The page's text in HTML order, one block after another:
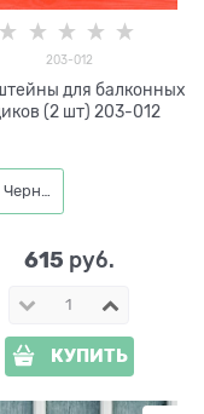
203-012
для балконных
(2 шт) 203-012
Черный
615 руб.
КУПИТЬ